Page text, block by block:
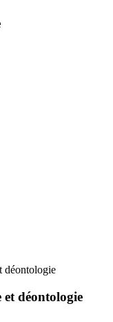
déontologie
déontologie